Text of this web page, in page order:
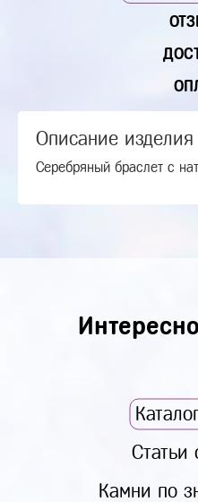
Описание изделия
Серебряный браслет с
Статьи
Камни по